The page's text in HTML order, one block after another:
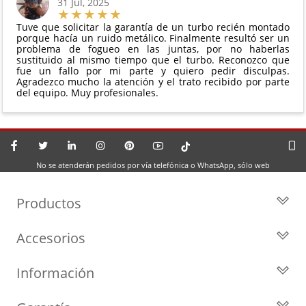
Tuve que solicitar la garantía de un turbo recién montado
porque hacía un ruido metálico. Finalmente resultó ser un
problema de fogueo en las juntas, por no haberlas
sustituido al mismo tiempo que el turbo. Reconozco que
fue un fallo por mi parte y quiero pedir disculpas.
Agradezco mucho la atención y el trato recibido por parte
del equipo. Muy profesionales.
No se atenderán pedidos por vía telefónica o WhatsApp, sólo web
Productos
Turbos por Marca
Cartuchos
Accesorios
Geometrías
Información